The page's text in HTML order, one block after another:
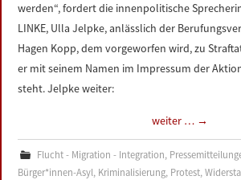
werden“, fordert die innenpolitische
LINKE, Ulla Jelpke, anlässlich der
Hagen Kopp, dem vorgeworfen wird, zu
er mit seinem Namen im Impressum der
steht. Jelpke weiter:
weiter … →
Flucht - Migration - Integration,
Bürger*innen-Asyl, Kriminalisierung, Protest,